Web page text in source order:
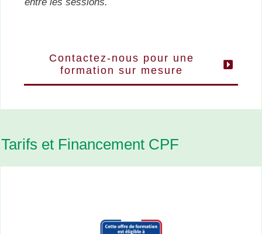
entre les sessions.
Contactez-nous pour une
formation sur mesure
Tarifs et Financement CPF